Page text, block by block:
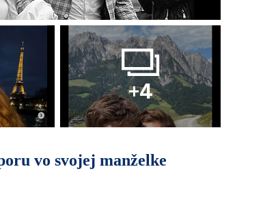
+4
vo svojej manželke